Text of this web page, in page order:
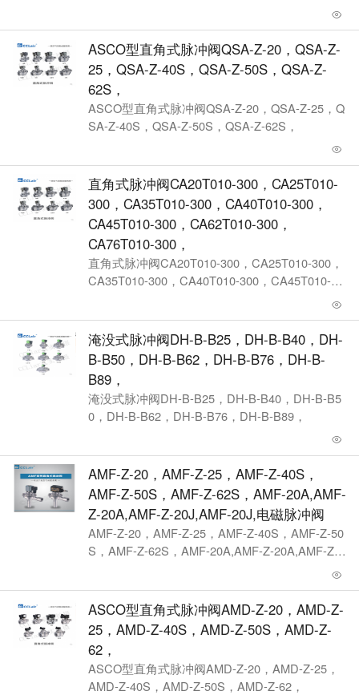
ASCO型直角式脉冲阀QSA-Z-20，QSA-Z-
25，QSA-Z-40S，QSA-Z-50S，QSA-Z-
62S，
ASCO型直角式脉冲阀QSA-Z-20，QSA-Z-25，Q
SA-Z-40S，QSA-Z-50S，QSA-Z-62S，
直角式脉冲阀CA20T010-300，CA25T010-
300，CA35T010-300，CA40T010-300，
CA45T010-300，CA62T010-300，
CA76T010-300，
直角式脉冲阀CA20T010-300，CA25T010-300，
CA35T010-300，CA40T010-300，CA45T010-30
淹没式脉冲阀DH-B-B25，DH-B-B40，DH-
B-B50，DH-B-B62，DH-B-B76，DH-B-
B89，
淹没式脉冲阀DH-B-B25，DH-B-B40，DH-B-B5
0，DH-B-B62，DH-B-B76，DH-B-B89，
AMF-Z-20，AMF-Z-25，AMF-Z-40S，
AMF-Z-50S，AMF-Z-62S，AMF-20A,AMF-
Z-20A,AMF-Z-20J,AMF-20J,电磁脉冲阀
AMF-Z-20，AMF-Z-25，AMF-Z-40S，AMF-Z-50
S，AMF-Z-62S，AMF-20A,AMF-Z-20A,AMF-Z-2
ASCO型直角式脉冲阀AMD-Z-20，AMD-Z-
25，AMD-Z-40S，AMD-Z-50S，AMD-Z-
62，
ASCO型直角式脉冲阀AMD-Z-20，AMD-Z-25，
AMD-Z-40S，AMD-Z-50S，AMD-Z-62，